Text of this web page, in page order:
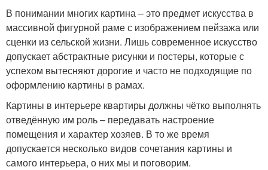
В понимании многих картина – это предмет искусства в
массивной фигурной раме с изображением пейзажа или
сценки из сельской жизни. Лишь современное искусство
допускает абстрактные рисунки и постеры, которые с
успехом вытесняют дорогие и часто не подходящие по
оформлению картины в рамах.
Картины в интерьере квартиры должны чётко выполнять
отведённую им роль – передавать настроение
помещения и характер хозяев. В то же время
допускается несколько видов сочетания картины и
самого интерьера, о них мы и поговорим.